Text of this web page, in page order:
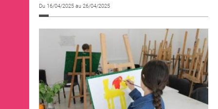
Du 16/04/2025 au 26/04/2025